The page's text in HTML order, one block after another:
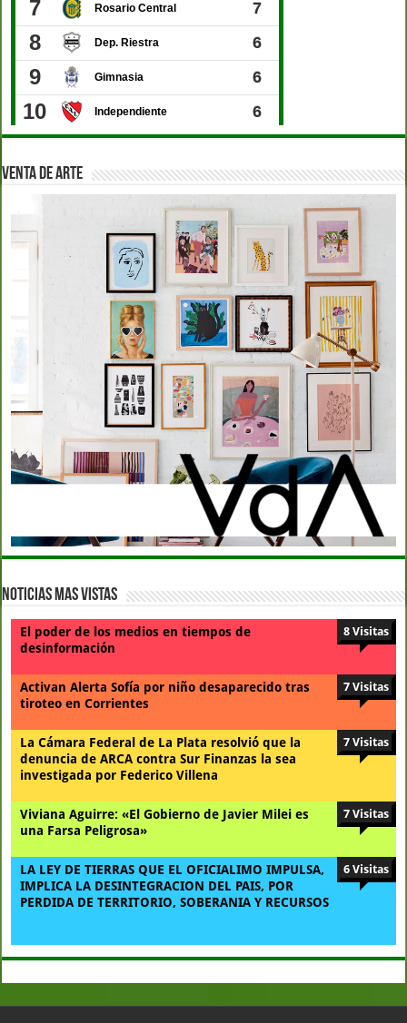
VENTA DE ARTE
Noticias Mas Vistas
El poder de los medios en tiempos de
desinformación
8 Visitas
Activan Alerta Sofía por niño desaparecido tras
tiroteo en Corrientes
7 Visitas
La Cámara Federal de La Plata resolvió que la
denuncia de ARCA contra Sur Finanzas la sea
investigada por Federico Villena
7 Visitas
Viviana Aguirre: «El Gobierno de Javier Milei es
una Farsa Peligrosa»
7 Visitas
LA LEY DE TIERRAS QUE EL OFICIALIMO IMPULSA,
IMPLICA LA DESINTEGRACION DEL PAIS, POR
PERDIDA DE TERRITORIO, SOBERANIA Y RECURSOS
6 Visitas